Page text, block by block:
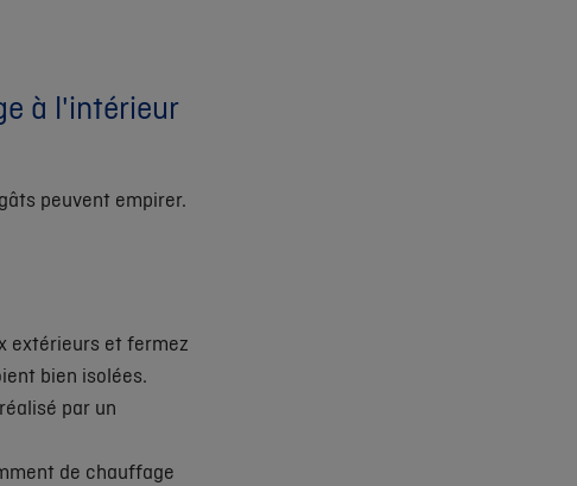
à l'intérieur
peuvent empirer.
extérieurs et fermez
bien isolées.
par un
de chauffage